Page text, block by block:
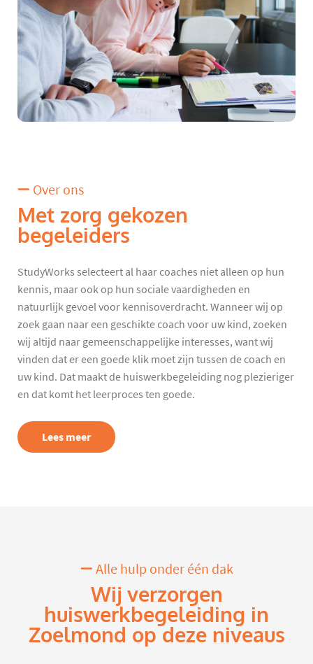
Over ons
Met zorg gekozen
begeleiders
StudyWorks selecteert al haar coaches niet alleen op hun
kennis, maar ook op hun sociale vaardigheden en
natuurlijk gevoel voor kennisoverdracht. Wanneer wij op
zoek gaan naar een geschikte coach voor uw kind, zoeken
wij altijd naar gemeenschappelijke interesses, want wij
vinden dat er een goede klik moet zijn tussen de coach en
uw kind. Dat maakt de huiswerkbegeleiding nog plezieriger
en dat komt het leerproces ten goede.
Lees meer
Alle hulp onder één dak
Wij verzorgen
huiswerkbegeleiding in
Zoelmond op deze niveaus